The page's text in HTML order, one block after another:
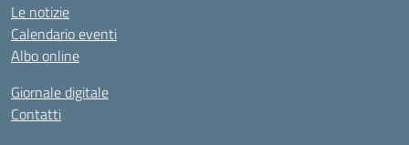
Le notizie
Calendario eventi
Albo online
Giornale digitale
Contatti